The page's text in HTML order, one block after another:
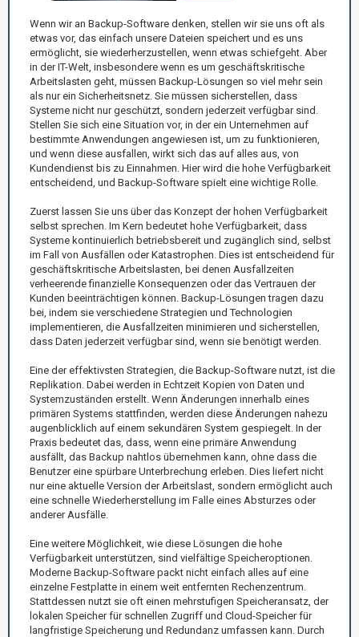
Wenn wir an Backup-Software denken, stellen wir sie uns oft als
etwas vor, das einfach unsere Dateien speichert und es uns
ermöglicht, sie wiederherzustellen, wenn etwas schiefgeht. Aber
in der IT-Welt, insbesondere wenn es um geschäftskritische
Arbeitslasten geht, müssen Backup-Lösungen so viel mehr sein
als nur ein Sicherheitsnetz. Sie müssen sicherstellen, dass
Systeme nicht nur geschützt, sondern jederzeit verfügbar sind.
Stellen Sie sich eine Situation vor, in der ein Unternehmen auf
bestimmte Anwendungen angewiesen ist, um zu funktionieren,
und wenn diese ausfallen, wirkt sich das auf alles aus, von
Kundendienst bis zu Einnahmen. Hier wird die hohe Verfügbarkeit
entscheidend, und Backup-Software spielt eine wichtige Rolle.
Zuerst lassen Sie uns über das Konzept der hohen Verfügbarkeit
selbst sprechen. Im Kern bedeutet hohe Verfügbarkeit, dass
Systeme kontinuierlich betriebsbereit und zugänglich sind, selbst
im Fall von Ausfällen oder Katastrophen. Dies ist entscheidend für
geschäftskritische Arbeitslasten, bei denen Ausfallzeiten
verheerende finanzielle Konsequenzen oder das Vertrauen der
Kunden beeinträchtigen können. Backup-Lösungen tragen dazu
bei, indem sie verschiedene Strategien und Technologien
implementieren, die Ausfallzeiten minimieren und sicherstellen,
dass Daten jederzeit verfügbar sind, wenn sie benötigt werden.
Eine der effektivsten Strategien, die Backup-Software nutzt, ist die
Replikation. Dabei werden in Echtzeit Kopien von Daten und
Systemzuständen erstellt. Wenn Änderungen innerhalb eines
primären Systems stattfinden, werden diese Änderungen nahezu
augenblicklich auf einem sekundären System gespiegelt. In der
Praxis bedeutet das, dass, wenn eine primäre Anwendung
ausfällt, das Backup nahtlos übernehmen kann, ohne dass die
Benutzer eine spürbare Unterbrechung erleben. Dies liefert nicht
nur eine aktuelle Version der Arbeitslast, sondern ermöglicht auch
eine schnelle Wiederherstellung im Falle eines Absturzes oder
anderer Ausfälle.
Eine weitere Möglichkeit, wie diese Lösungen die hohe
Verfügbarkeit unterstützen, sind vielfältige Speicheroptionen.
Moderne Backup-Software packt nicht einfach alles auf eine
einzelne Festplatte in einem weit entfernten Rechenzentrum.
Stattdessen nutzt sie oft einen mehrstufigen Speicheransatz, der
lokalen Speicher für schnellen Zugriff und Cloud-Speicher für
langfristige Speicherung und Redundanz umfassen kann. Durch